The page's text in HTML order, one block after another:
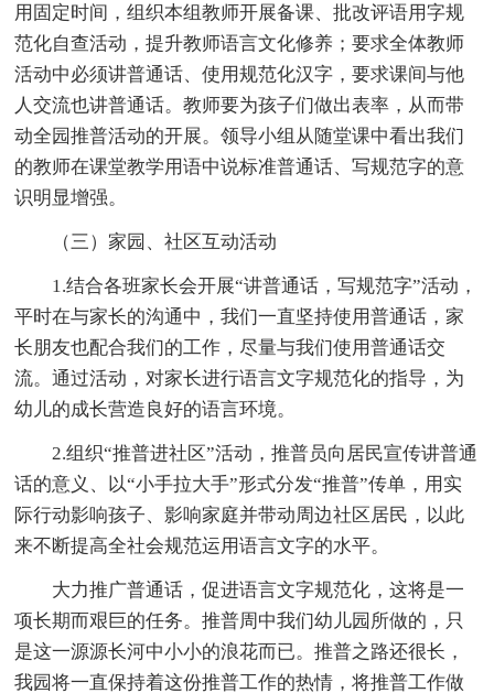
用固定时间，组织本组教师开展备课、批改评语用字规
范化自查活动，提升教师语言文化修养；要求全体教师
活动中必须讲普通话、使用规范化汉字，要求课间与他
人交流也讲普通话。教师要为孩子们做出表率，从而带
动全园推普活动的开展。领导小组从随堂课中看出我们
的教师在课堂教学用语中说标准普通话、写规范字的意
识明显增强。
（三）家园、社区互动活动
1.结合各班家长会开展“讲普通话，写规范字”活动，
平时在与家长的沟通中，我们一直坚持使用普通话，家
长朋友也配合我们的工作，尽量与我们使用普通话交
流。通过活动，对家长进行语言文字规范化的指导，为
幼儿的成长营造良好的语言环境。
2.组织“推普进社区”活动，推普员向居民宣传讲普通
话的意义、以“小手拉大手”形式分发“推普”传单，用实
际行动影响孩子、影响家庭并带动周边社区居民，以此
来不断提高全社会规范运用语言文字的水平。
大力推广普通话，促进语言文字规范化，这将是一
项长期而艰巨的任务。推普周中我们幼儿园所做的，只
是这一源源长河中小小的浪花而已。推普之路还很长，
我园将一直保持着这份推普工作的热情，将推普工作做